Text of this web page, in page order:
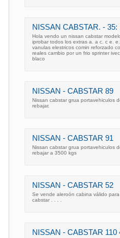
NISSAN CABSTAR. - 35:
Hola vendo un nissan cabstar
iprobar todos los extras a. a c. c e.
vanulas elestricos comin reforzado
reales cambio por un frio sprinter
blaco
NISSAN - CABSTAR 89
Nissan cabstar grua portavehiculos
rebajar.
NISSAN - CABSTAR 91
Nissan cabstar grua portavehiculos
rebajar a 3500 kgs
NISSAN - CABSTAR 52
Se vende aleroón cabina válido
cabstar . . . .
NISSAN - CABSTAR 110